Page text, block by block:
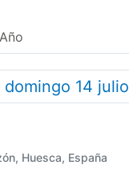
Año
domingo 14 julio
Huesca, España